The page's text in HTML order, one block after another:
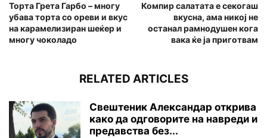
Торта Грета Гарбо – многу
убава торта со ореви и вкус
на карамелизиран шеќер и
многу чоколадо
Компир салатата е секогаш
вкусна, ама никој не
останал рамнодушен кога
вака ќе ја приготвам
RELATED ARTICLES
Свештеник Александар открива
како да одговорите на навреди и
предавства без...